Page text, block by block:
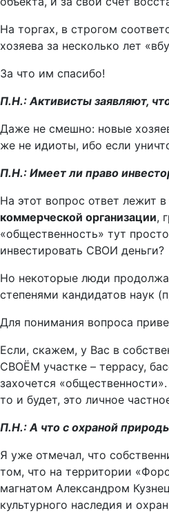
На торгах, в строгом
хозяева за несколько лет
За что им спасибо!
П.Н.: Активисты заявляют,
Даже не смешно: новые
же не идиоты, ибо если
П.Н.: Имеет ли право
На этот вопрос ответ лежит
коммерческой организации,
«общественность» тут
инвестировать СВОИ деньги?
Но некоторые люди
степенями кандидатов наук
Для понимания вопроса
Если, скажем, у Вас в
СВОЁМ участке – террасу,
захочется
то и будет, это личное
П.Н.: А что с охраной
Я уже отмечал, что
том, что на территории
магнатом Александром
культурного наследия и